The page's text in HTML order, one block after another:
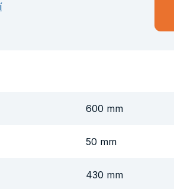
600 mm
50 mm
430 mm